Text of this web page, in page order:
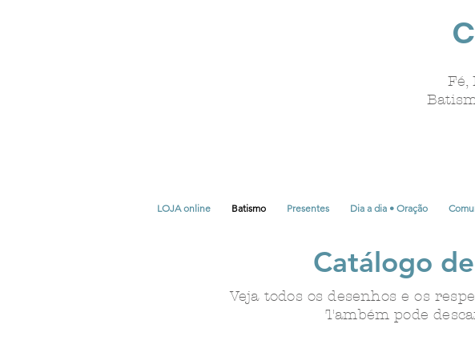
Fé,
LOJA online Batismo Presentes Dia a dia • Oração
Catálogo
Veja todos os desenhos e os
Também pode